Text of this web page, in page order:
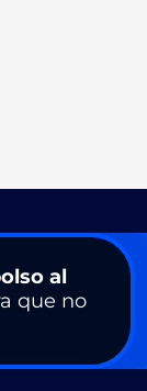
al
que no